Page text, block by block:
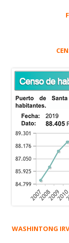
WASHINTONG